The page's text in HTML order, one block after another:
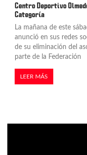
Centro Deportivo
Categoría
La mañana de este
anunció en sus redes
de su eliminación del
parte de la Federación
LEER MÁS